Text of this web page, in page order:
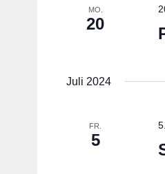
MO.
20
Juli 2024
FR.
5